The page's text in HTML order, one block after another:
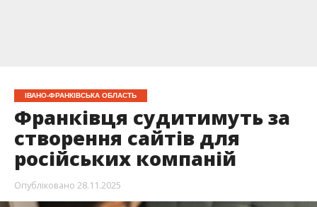
ІВАНО-ФРАНКІВСЬКА ОБЛАСТЬ
Франківця судитимуть за
створення сайтів для
російських компаній
Опубліковано 28.11.2025